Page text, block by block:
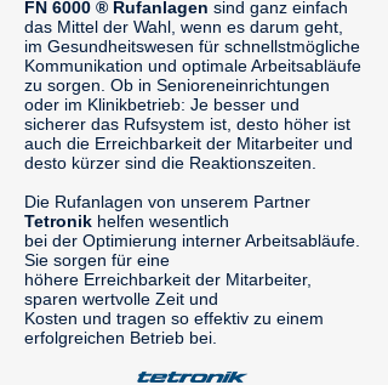
FN 6000 ® Rufanlagen sind ganz einfach
das Mittel der Wahl, wenn es darum geht,
im Gesundheitswesen für schnellstmögliche
Kommunikation und optimale Arbeitsabläufe
zu sorgen. Ob in Senioreneinrichtungen
oder im Klinikbetrieb: Je besser und
sicherer das Rufsystem ist, desto höher ist
auch die Erreichbarkeit der Mitarbeiter und
desto kürzer sind die Reaktionszeiten.
Die Rufanlagen von unserem Partner
Tetronik helfen wesentlich
bei der Optimierung interner Arbeitsabläufe.
Sie sorgen für eine
höhere Erreichbarkeit der Mitarbeiter,
sparen wertvolle Zeit und
Kosten und tragen so effektiv zu einem
erfolgreichen Betrieb bei.